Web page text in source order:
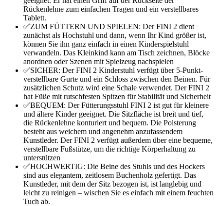
Rückenlehne zum einfachen Tragen und ein verstellbares
Tablett.
✅ZUM FÜTTERN UND SPIELEN: Der FINI 2 dient
zunächst als Hochstuhl und dann, wenn Ihr Kind größer ist,
können Sie ihn ganz einfach in einen Kinderspielstuhl
verwandeln. Das Kleinkind kann am Tisch zeichnen, Blöcke
anordnen oder Szenen mit Spielzeug nachspielen
✅SICHER: Der FINI 2 Kinderstuhl verfügt über 5-Punkt-
verstellbare Gurte und ein Schloss zwischen den Beinen. Für
zusätzlichen Schutz wird eine Schale verwendet. Der FINI 2
hat Füße mit rutschfesten Spitzen für Stabilität und Sicherheit
✅BEQUEM: Der Fütterungsstuhl FINI 2 ist gut für kleinere
und ältere Kinder geeignet. Die Sitzfläche ist breit und tief,
die Rückenlehne konturiert und bequem. Die Polsterung
besteht aus weichem und angenehm anzufassendem
Kunstleder. Der FINI 2 verfügt außerdem über eine bequeme,
verstellbare Fußstütze, um die richtige Körperhaltung zu
unterstützen
✅HOCHWERTIG: Die Beine des Stuhls und des Hockers
sind aus elegantem, zeitlosem Buchenholz gefertigt. Das
Kunstleder, mit dem der Sitz bezogen ist, ist langlebig und
leicht zu reinigen – wischen Sie es einfach mit einem feuchten
Tuch ab.